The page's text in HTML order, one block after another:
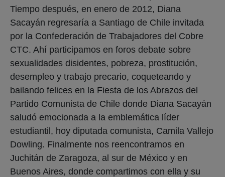
Tiempo después, en enero de 2012, Diana
Sacayán regresaría a Santiago de Chile invitada
por la Confederación de Trabajadores del Cobre
CTC. Ahí participamos en foros debate sobre
sexualidades disidentes, pobreza, prostitución,
desempleo y trabajo precario, coqueteando y
bailando felices en la Fiesta de los Abrazos del
Partido Comunista de Chile donde Diana Sacayán
saludó emocionada a la emblemática líder
estudiantil, hoy diputada comunista, Camila Vallejo
Dowling. Finalmente nos reencontramos en
Juchitán de Zaragoza, al sur de México y en
Buenos Aires, donde compartimos con ella y su